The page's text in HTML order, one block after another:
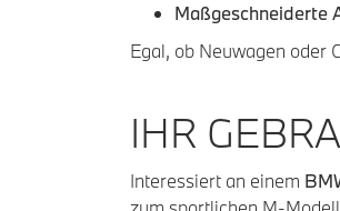
Maßgeschneiderte
Egal, ob Neuwagen oder
IHR
Interessiert an einem